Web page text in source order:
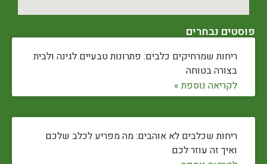
פוסטים נבחרים
ריחות שמרחיקים כלבים: פתרונות טבעיים לגינה ולבית
בצורה בטוחה
לקריאה נוספת »
ריחות שכלבים לא אוהבים: מה מפריע לכלב שלכם
ואיך זה עוזר לכם